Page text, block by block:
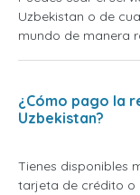
Uzbekistan o de
mundo de manera
¿Cómo pago la
Uzbekistan?
Tienes disponibles
tarjeta de crédito o